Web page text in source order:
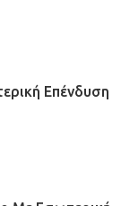
Επένδυση